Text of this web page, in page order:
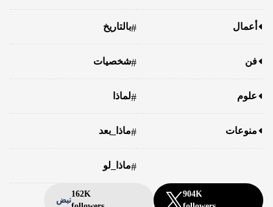
أعمال
فن
علوم
منوعات
#بالتاريخ
#شخصيات
#لماذا
#ماذا_بعد
#ماذا_لو
904K
162K
نبض